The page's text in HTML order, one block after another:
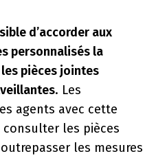
d’accorder aux
personnalisés la
pièces jointes
. Les
agents avec cette
les pièces
les mesures